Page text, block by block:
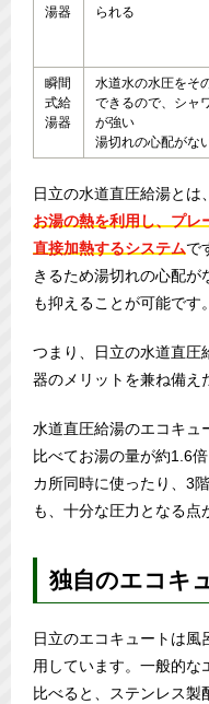
湯器 られる
瞬間
式給
湯器
水道水の水圧をそ
できるので、シャ
が強い
湯切れの心配がな
日立の水道直圧給湯とは、
お湯の熱を利用し、プレ
直接加熱するシステムで
きるため湯切れの心配が
も抑えることが可能です。
つまり、日立の水道直圧
器のメリットを兼ね備え
水道直圧給湯のエコキュ
比べてお湯の量が約1.6
カ所同時に使ったり、3
も、十分な圧力となる点
独自のエコキ
日立のエコキュートは風
用しています。一般的な
比べると、ステンレス製